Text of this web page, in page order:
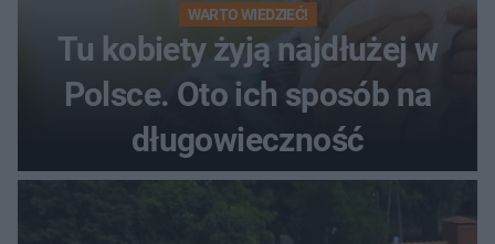
WARTO WIEDZIEĆ!
Tu kobiety żyją najdłużej w
Polsce. Oto ich sposób na
długowieczność